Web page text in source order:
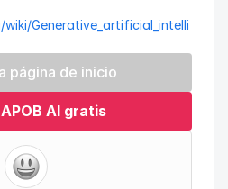
Generative_artificial_intelli
página de inicio
AI gratis